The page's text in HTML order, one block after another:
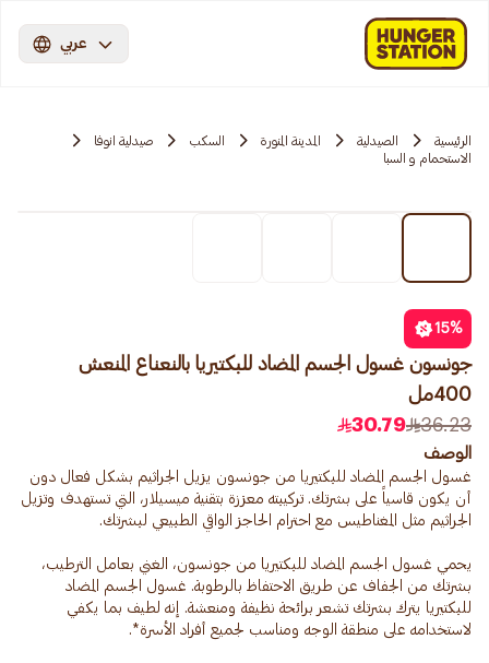
عربي
الرئيسية الصيدلية المدينة المنورة السكب
صيدلية انوفا
الاستحمام و السبا
15%
جونسون غسول الجسم المضاد للبكتيريا بالنعناع المنعش
400مل
36.23
30.79
الوصف
غسول الجسم المضاد للبكتيريا من جونسون يزيل الجراثيم بشكل فعال دون
أن يكون قاسياً على بشرتك. تركيبته معززة بتقنية ميسيلار، التي تستهدف وتزيل
يحمي غسول الجسم المضاد للبكتيريا من جونسون، الغني بعامل الترطيب،
بشرتك من الجفاف عن طريق الاحتفاظ بالرطوبة. غسول الجسم المضاد
للبكتيريا يترك بشرتك تشعر برائحة نظيفة ومنعشة. إنه لطيف بما يكفي